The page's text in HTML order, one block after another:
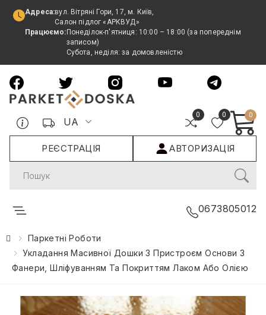
Адреса:вул. Вітряні Гори, 17, м. Київ,
Салон підлог «АРКВУД»
Працюємо: Понеділок-п'ятниця: 10:00 – 18:00 (за попереднім
записом)
Субота, неділя: за домовленістю
UA
0 0 0
РЕЄСТРАЦІЯ АВТОРИЗАЦІЯ
Search
0673805012
Паркетні Роботи
Укладання Масивної Дошки З Пристроєм Основи З
Фанери, Шліфуванням Та Покриттям Лаком Або Олією